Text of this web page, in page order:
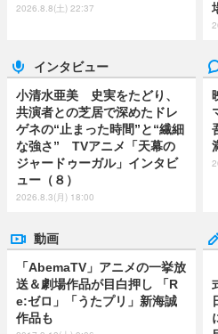
2026.8.8(土) 22:37
インタビュー
小清水亜美 史実をたどり、
共演者との芝居で深めたドレ
ゲネの“止まった時間”と“繊細
な強さ” TVアニメ「天幕の
ジャードゥーガル」インタビ
ュー（８）
2026.8.3(月) 18:00
動画
「AbemaTV」アニメの一挙放
送＆劇場作品が目白押し 「R
e:ゼロ」「うたプリ」新海誠
作品も